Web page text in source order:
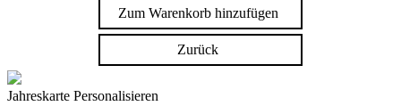
Zum Warenkorb hinzufügen
Zurück
Jahreskarte Personalisieren